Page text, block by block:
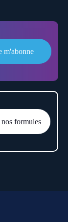
m'abonne
formules